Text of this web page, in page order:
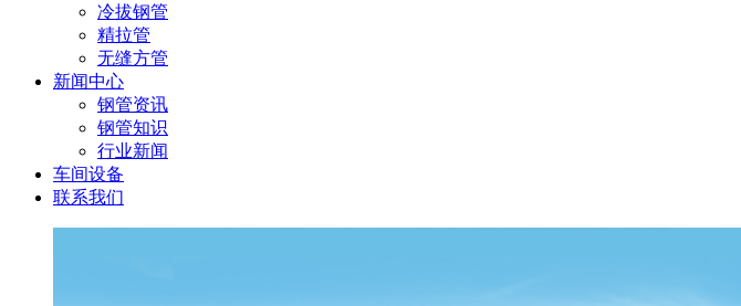
冷拔钢管
精拉管
无缝方管
新闻中心
钢管资讯
钢管知识
行业新闻
车间设备
联系我们